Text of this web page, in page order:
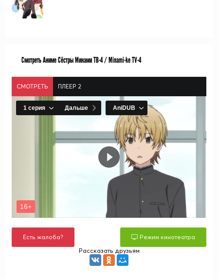
Смотреть Аниме Сёстры Минами ТВ-4 / Minami-ke TV-4
СМОТРЕТЬ ПЛЕЕР 2
Есть жалоба?
Режим кинотеатра
Рассказать друзьям